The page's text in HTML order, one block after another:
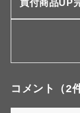
買付商品UP
コメント （2